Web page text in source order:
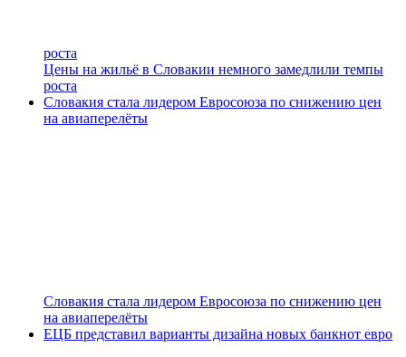
роста
Цены на жильё в Словакии немного замедлили темпы
роста
Словакия стала лидером Евросоюза по снижению цен
на авиаперелёты
Словакия стала лидером Евросоюза по снижению цен
на авиаперелёты
ЕЦБ представил варианты дизайна новых банкнот евро